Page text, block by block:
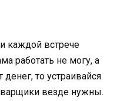
каждой встрече
работать не могу, а
денег, то устраивайся
везде нужны.